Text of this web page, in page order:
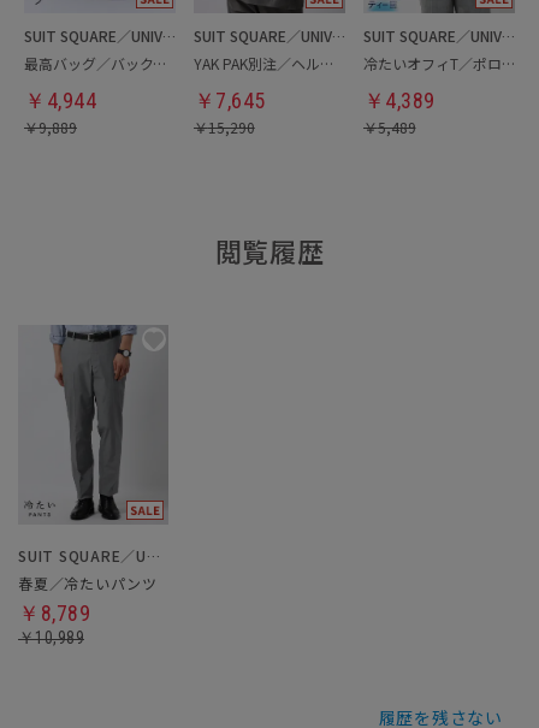
SUIT SQUARE／UNIVERSAL LANGUAGE
最高バッグ／バックパック
￥ 4,944
￥9,889
SUIT SQUARE／UNIVERSAL LANGUAGE
YAK PAK別注／ヘルメットバッグ
￥ 7,645
￥15,290
SUIT SQUARE／UNIVERSAL LANGUAGE
冷たいオフィT／ポロシャツ
￥ 4,389
￥5,489
閲覧履歴
SUIT SQUARE／UNIVERSAL LANGUAGE
春夏／冷たいパンツ
￥8,789
￥10,989
履歴を残さない